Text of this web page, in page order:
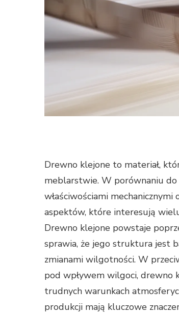
Drewno klejone to materiał,
meblarstwie. W porównaniu
właściwościami
aspektów, które interesują
Drewno klejone powstaje
sprawia, że jego struktura jest
zmianami wilgotności. W
pod wpływem wilgoci, drewno
trudnych warunkach
produkcji mają kluczowe